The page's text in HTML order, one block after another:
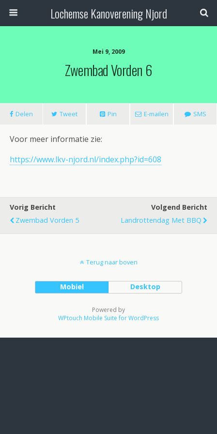
Lochemse Kanoverening Njord
Mei 9, 2009
Zwembad Vorden 6
Delen Tweet Pin E-mailen SMS
Voor meer informatie zie:
https://www.lkv-njord.nl/index.php?id=608
Vorig Bericht
Zwembad Vorden 5
Volgend Bericht
Landrottendag Met BBQ
Terug naar boven
Mobiel Desktop
Powered by
WPtouch Mobile Suite for WordPress